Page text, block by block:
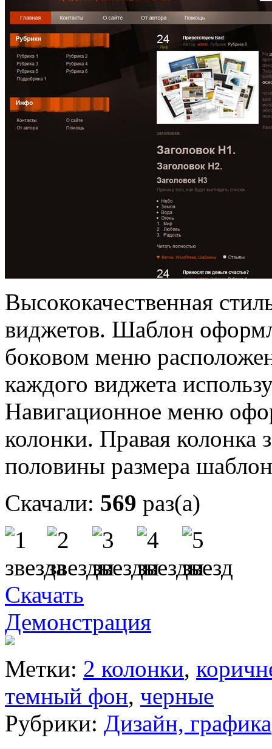
Высококачественная
виджетов. Шаблон
боковом меню
каждого виджета
Навигационное меню
колонки. Правая колонка
половины размера
Скачали: 569 раз(а)
Скачать
Демонстрация
Метки: 2 колонки,
темный фон, черные
Рубрики: Дизайн, графика